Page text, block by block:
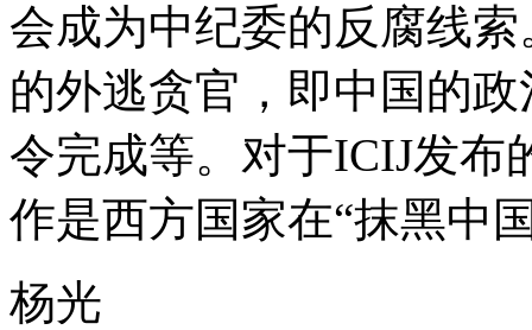
会成为中纪委的反腐线
的外逃贪官，即中国的
令完成等。对于ICIJ发布
作是西方国家在“抹黑中
杨光